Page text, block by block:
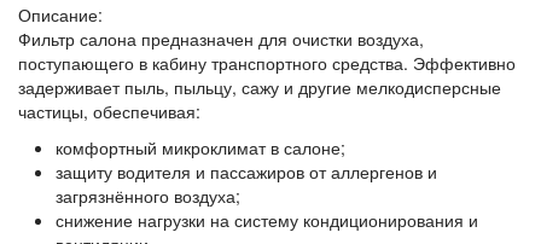
Описание:
Фильтр салона предназначен для очистки воздуха,
поступающего в кабину транспортного средства. Эффективно
задерживает пыль, пыльцу, сажу и другие мелкодисперсные
частицы, обеспечивая:
комфортный микроклимат в салоне;
защиту водителя и пассажиров от аллергенов и
загрязнённого воздуха;
снижение нагрузки на систему кондиционирования и